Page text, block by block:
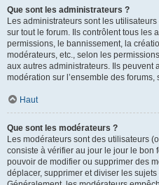
Que sont les administrateurs ?
Les administrateurs sont les
sur tout le forum. Ils contrôlent tous les
permissions, le bannissement, la
modérateurs, etc., selon les
aux autres administrateurs. Ils peuvent
modération sur l’ensemble des
Haut
Que sont les modérateurs ?
Les modérateurs sont des utilisateurs
consiste à vérifier au jour le jour le bon
pouvoir de modifier ou supprimer des
déplacer, supprimer et diviser les